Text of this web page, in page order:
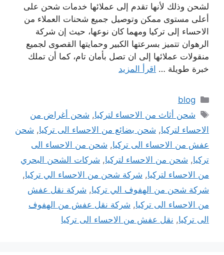
لشحن وذلك لأنها تقدم إلى عملائها خدمات شحن على
أعلى مستوى ممكن وتوصيل جميع شحنات العملاء من
الاحساء إلى تركيا ومهما كان نوعها، حيث إن شركة
الرهوان تتميز بسرعتها الكبير وحمايتها القصوى لجميع
منقولات عملائها إلى ان تصل بأمان تام، كما أن تملك
خبرة طويلة … اقرأ المزيد
التصنيفات
blog
الوسوم
شحن أثاث من الاحساء لتركيا, شحن أغراض من
الاحساء لتركيا, شحن بضائع من الاحساء الى تركيا, شحن
عفش من الاحساء الى تركيا, شحن من الاحساء الى
تركيا, شحن من الاحساء لتركيا, شركات الشحن البحري
من الاحساء لتركيا, شركة شحن من الاحساء الي تركيا,
شركة شحن من الهفوف الي تركيا, شركة نقل عفش
من الاحساء الى تركيا, شركة نقل عفش من الهفوف
الى تركيا, نقل عفش من الاحساء الى تركيا